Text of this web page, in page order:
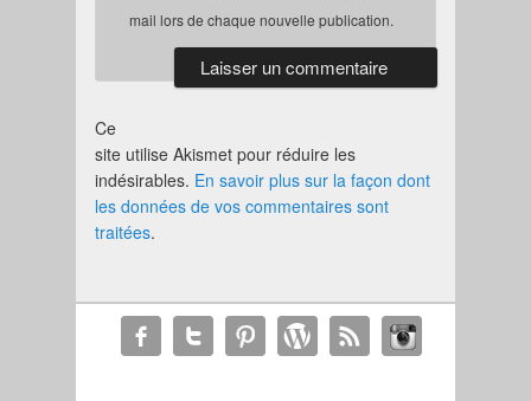
mail lors de chaque nouvelle publication.
Ce
site utilise Akismet pour réduire les
indésirables. En savoir plus sur la façon dont
les données de vos commentaires sont
traitées.